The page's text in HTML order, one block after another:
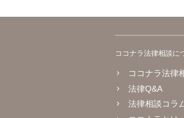
ココナラ法律相談に
ココナラ法律
法律Q&A
法律相談コラ